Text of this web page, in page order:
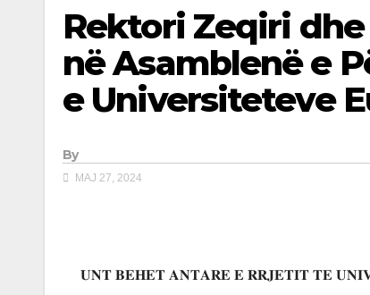
Rektori Zeqiri
në Asamblenë e
e Universiteteve
By
MAJ 27, 2024
𝐔𝐍𝐓 𝐁𝐄𝐇𝐄𝐓 𝐀𝐍𝐓𝐀𝐑𝐄 𝐄 𝐑𝐑𝐉𝐄𝐓𝐈𝐓 𝐓𝐄